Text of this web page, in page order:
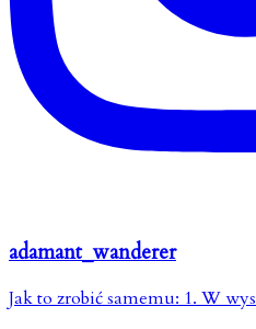
adamant_wanderer
Jak to zrobić samemu: 1. W